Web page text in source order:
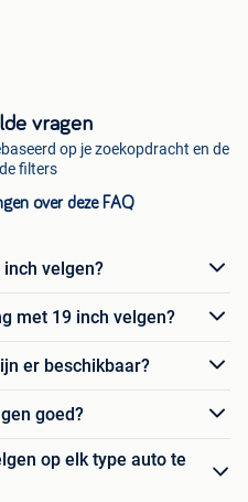
vragen
op je zoekopdracht en de
filters
over deze FAQ
velgen?
met 19 inch velgen?
er beschikbaar?
goed?
op elk type auto te